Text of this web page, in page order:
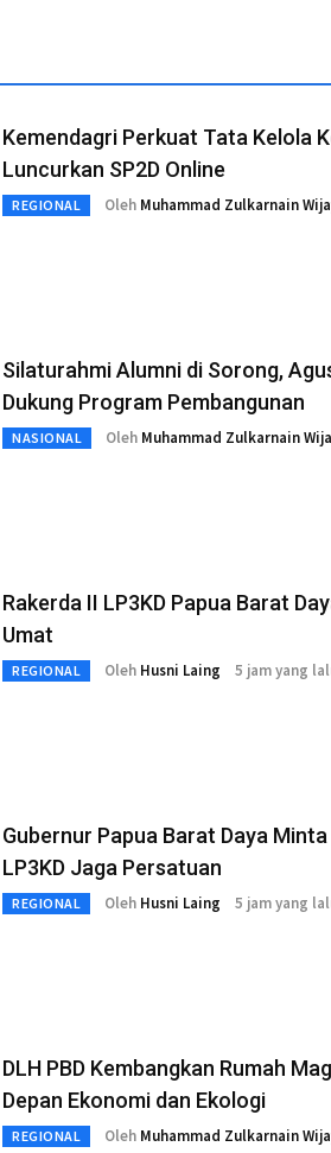
Kemendagri Perkuat Tata Kelola
Luncurkan SP2D Online
REGIONAL Oleh Muhammad Zulkarnain
Silaturahmi Alumni di Sorong,
Dukung Program Pembangunan
NASIONAL Oleh Muhammad Zulkarnain
Rakerda II LP3KD Papua Barat
Umat
REGIONAL Oleh Husni Laing 5 jam yang
Gubernur Papua Barat Daya
LP3KD Jaga Persatuan
REGIONAL Oleh Husni Laing 5 jam yang
DLH PBD Kembangkan Rumah
Depan Ekonomi dan Ekologi
REGIONAL Oleh Muhammad Zulkarnain